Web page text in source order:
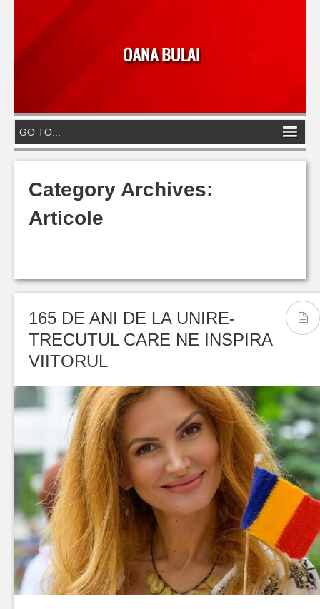
Category Archives:
Articole
165 DE ANI DE LA UNIRE-
TRECUTUL CARE NE INSPIRA
VIITORUL